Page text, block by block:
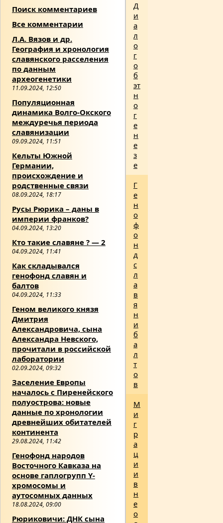
Поиск комментариев
Все комментарии
Л.А. Вязов и др.
География и хронология
славянского расселения
по данным
археогенетики
11.09.2024, 12:50
Популяционная
динамика Волго-Окского
междуречья периода
славянизации
09.09.2024, 11:51
Кельты Южной
Германии,
происхождение и
родственные связи
08.09.2024, 18:17
Русы Рюрика – даны в
империи франков?
04.09.2024, 13:20
Кто такие славяне ? — 2
04.09.2024, 11:41
Как складывался
генофонд славян и
балтов
04.09.2024, 11:33
Геном великого князя
Дмитрия
Александровича, сына
Александра Невского,
прочитали в российской
лаборатории
02.09.2024, 09:32
Заселение Европы
началось с Пиренейского
полуострова: новые
данные по хронологии
древнейших обитателей
континента
29.08.2024, 11:42
Генофонд народов
Восточного Кавказа на
основе гаплогрупп Y-
хромосомы и
аутосомных данных
18.08.2024, 09:00
Рюриковичи: ДНК сына
Д
и
а
л
о
г
о
б
эт
н
о
г
е
н
е
з
е
Г
е
н
о
ф
о
н
д
с
л
а
в
я
н
и
б
а
л
т
о
в
М
и
г
р
а
ц
и
и
в
н
е
о